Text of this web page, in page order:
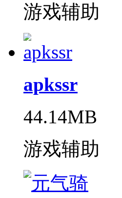
游戏辅助
apkssr
44.14MB
游戏辅助